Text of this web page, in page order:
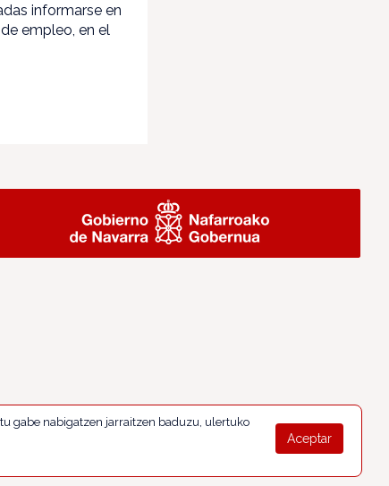
informarse en
empleo, en el
Aceptar
gabe nabigatzen jarraitzen baduzu, ulertuko